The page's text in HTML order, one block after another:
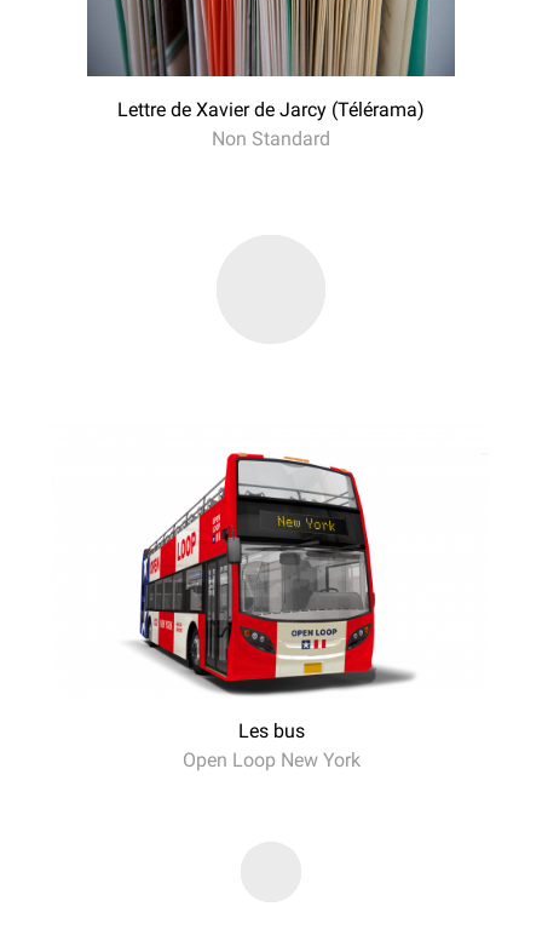
Lettre de Xavier de Jarcy (Télérama)
Non Standard
Les bus
Open Loop New York